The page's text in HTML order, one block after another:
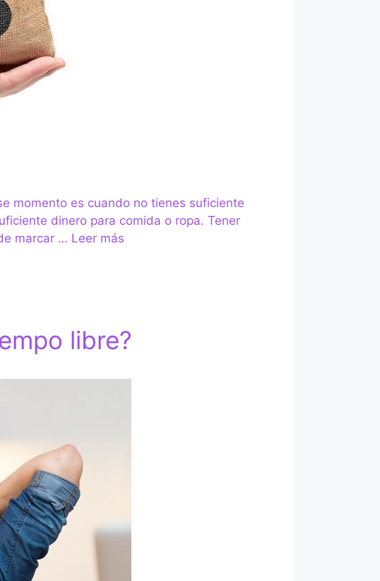
momento es cuando no tienes suficiente
dinero para comida o ropa. Tener
marcar … Leer más
libre?